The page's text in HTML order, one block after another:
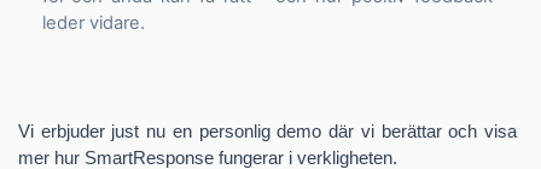
leder vidare.
Vi erbjuder just nu en personlig demo där vi berättar och visa
mer hur SmartResponse fungerar i verkligheten.